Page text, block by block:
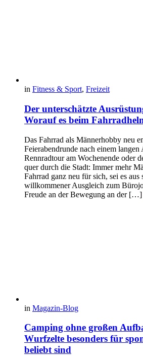
in Fitness & Sport, Freizeit
Der unterschätzte
Worauf es beim
Das Fahrrad als Männerhobby neu
Feierabendrunde nach einem
Rennradtour am Wochenende oder
quer durch die Stadt: Immer mehr
Fahrrad ganz neu für sich, sei es
willkommener Ausgleich zum
Freude an der Bewegung an der […]
in Magazin-Blog
Camping ohne großen
Wurfzelte besonders für
beliebt sind